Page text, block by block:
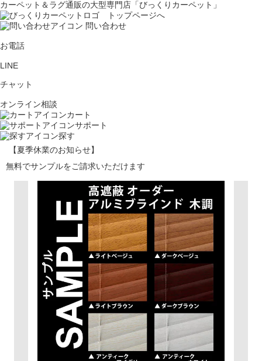
カーペット＆ラグ通販の大型専門店「びっくりカーペット」
問い合わせ
お電話
LINE
チャット
オンライン相談
カート
サポート
探す
【夏季休業のお知らせ】
無料でサンプルをご請求いただけます